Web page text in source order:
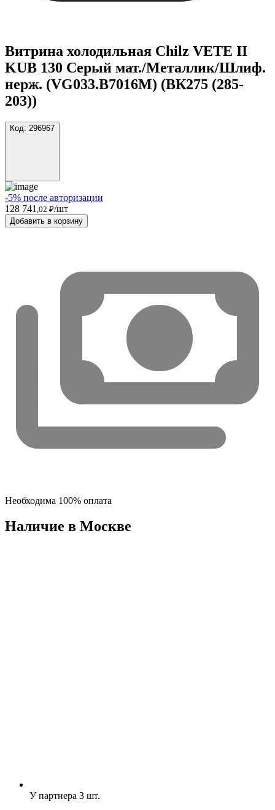
Витрина холодильная Chilz VETE II
KUB 130 Серый мат./Металлик/Шлиф.
нерж. (VG033.B7016M) (ВК275 (285-
203))
Код: 296967
-5% после авторизации
128 741 ,02 ₽/шт
Добавить в корзину
Необходима 100% оплата
Наличие в Москвe
У партнера 3 шт.